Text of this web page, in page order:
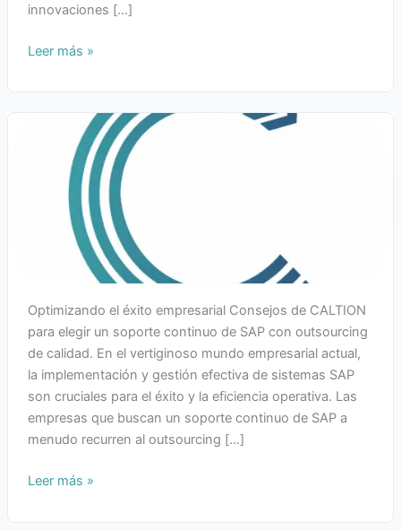
innovaciones […]
Leer más »
Optimizando el éxito empresarial Consejos de CALTION
para elegir un soporte continuo de SAP con outsourcing
de calidad. En el vertiginoso mundo empresarial actual,
la implementación y gestión efectiva de sistemas SAP
son cruciales para el éxito y la eficiencia operativa. Las
empresas que buscan un soporte continuo de SAP a
menudo recurren al outsourcing […]
Leer más »